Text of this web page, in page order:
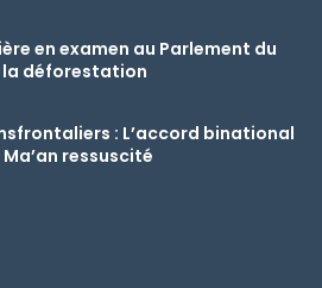
en examen au Parlement du
la déforestation
: L’accord binational
ressuscité